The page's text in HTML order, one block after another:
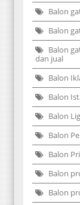
Balon
Balon
Balon
dan jual
Balon
Balon
Balon
Balon
Balon
Balon
Balon